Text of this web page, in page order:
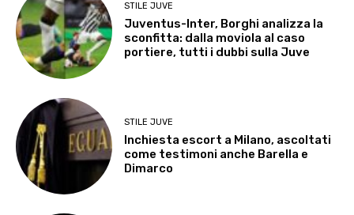
STILE JUVE
Juventus-Inter, Borghi analizza la
sconfitta: dalla moviola al caso
portiere, tutti i dubbi sulla Juve
STILE JUVE
Inchiesta escort a Milano, ascoltati
come testimoni anche Barella e
Dimarco